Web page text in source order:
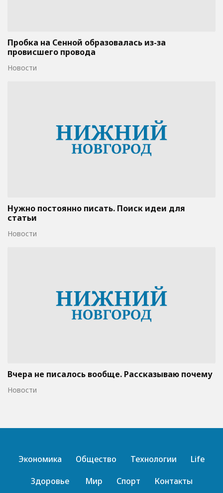
Пробка на Сенной образовалась из-за
провисшего провода
Новости
Нужно постоянно писать. Поиск идеи для
статьи
Новости
Вчера не писалось вообще. Рассказываю почему
Новости
Экономика Общество Технологии
Life
Здоровье
Мир Спорт Контакты